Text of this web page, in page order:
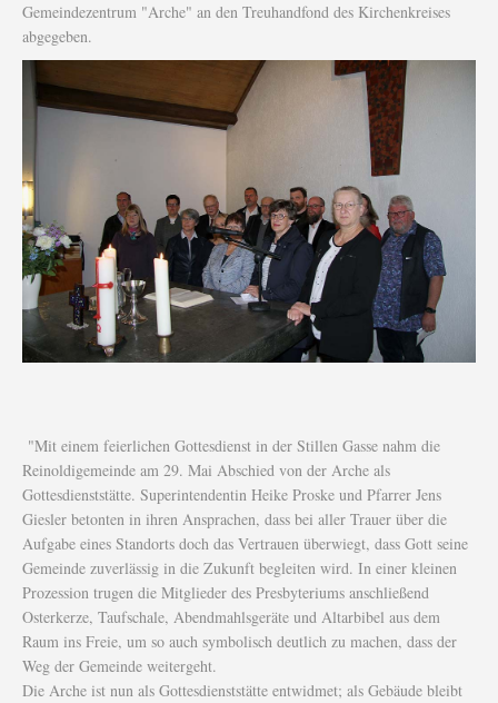
Gemeindezentrum "Arche" an den Treuhandfond des Kirchenkreises
abgegeben.
"Mit einem feierlichen Gottesdienst in der Stillen Gasse nahm die
Reinoldigemeinde am 29. Mai Abschied von der Arche als
Gottesdienststätte. Superintendentin Heike Proske und Pfarrer Jens
Giesler betonten in ihren Ansprachen, dass bei aller Trauer über die
Aufgabe eines Standorts doch das Vertrauen überwiegt, dass Gott seine
Gemeinde zuverlässig in die Zukunft begleiten wird. In einer kleinen
Prozession trugen die Mitglieder des Presbyteriums anschließend
Osterkerze, Taufschale, Abendmahlsgeräte und Altarbibel aus dem
Raum ins Freie, um so auch symbolisch deutlich zu machen, dass der
Weg der Gemeinde weitergeht.
Die Arche ist nun als Gottesdienststätte entwidmet; als Gebäude bleibt